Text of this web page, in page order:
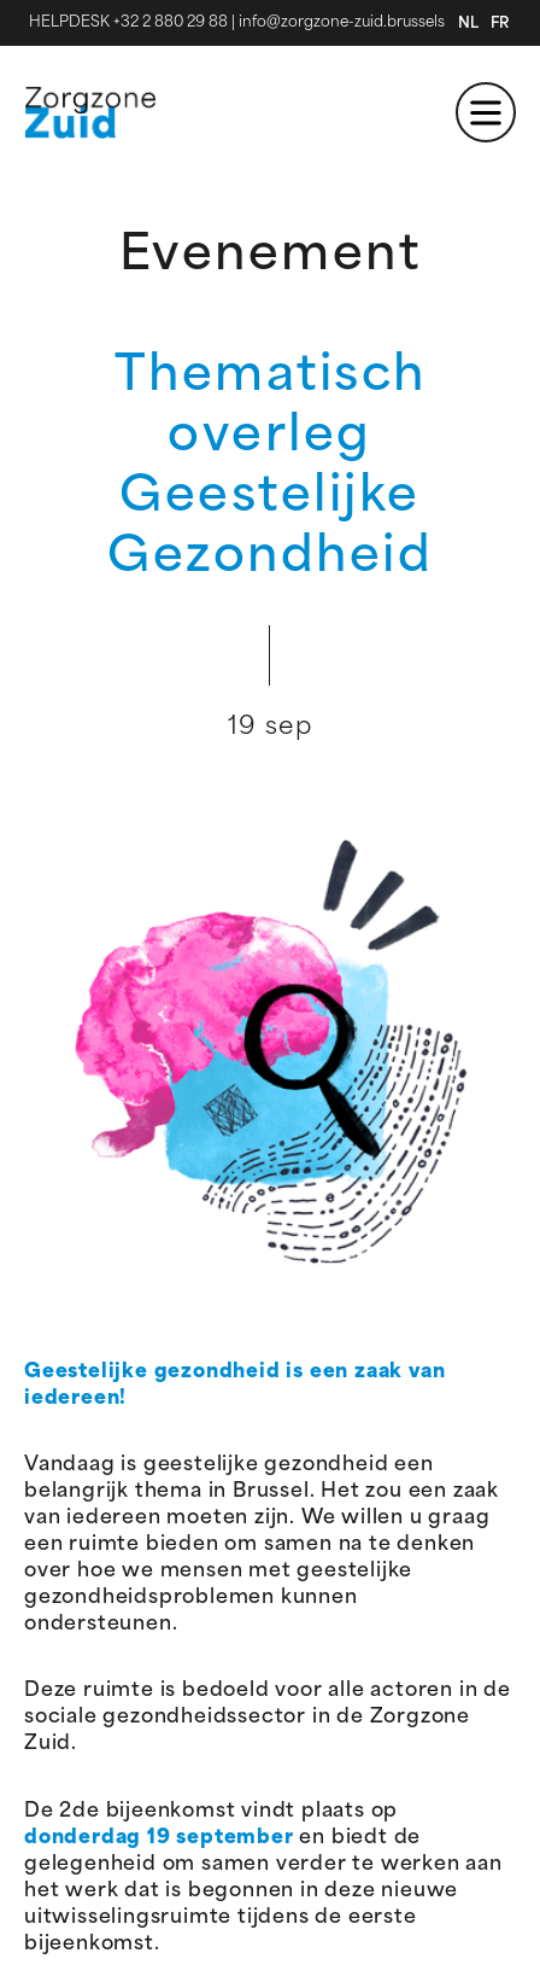
HELPDESK +32 2 880 29 88 info@zorgzone-zuid.brussels NL FR
Evenement
Thematisch
overleg
Geestelijke
Gezondheid
19 sep
Geestelijke gezondheid is een zaak van
iedereen!
Vandaag is geestelijke gezondheid een
belangrijk thema in Brussel. Het zou een zaak
van iedereen moeten zijn. We willen u graag
een ruimte bieden om samen na te denken
over hoe we mensen met geestelijke
gezondheidsproblemen kunnen
ondersteunen.
Deze ruimte is bedoeld voor alle actoren in de
sociale gezondheidssector in de Zorgzone
Zuid.
De 2de bijeenkomst vindt plaats op
donderdag 19 september en biedt de
gelegenheid om samen verder te werken aan
het werk dat is begonnen in deze nieuwe
uitwisselingsruimte tijdens de eerste
bijeenkomst.